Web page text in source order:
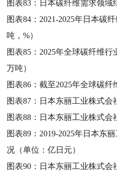
图表83： 日本碳纤维需求领域
图表84： 2021-2025年日本碳
吨，%）
图表85： 2025年全球碳纤维行
万吨）
图表86：截至2025年全球碳纤
图表87： 日本东丽工业株式会
图表88： 日本东丽工业株式会
图表89： 2019-2025年日本东
况（单位：亿日元）
图表90： 日本东丽工业株式会